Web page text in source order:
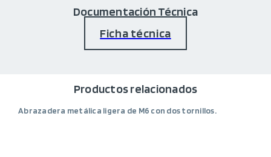
Documentación Técnica
Ficha técnica
Productos relacionados
Abrazadera metálica ligera de M6 con dos tornillos.